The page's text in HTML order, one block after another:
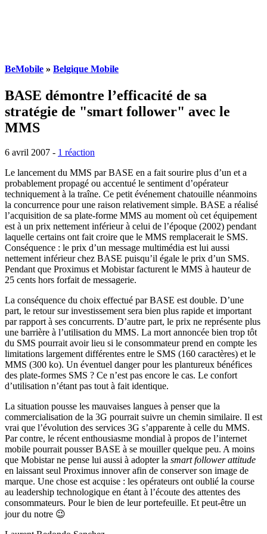
BeMobile » Belgique Mobile
BASE démontre l’efficacité de sa
stratégie de "smart follower" avec le
MMS
6 avril 2007 - 1 réaction
Le lancement du MMS par BASE en a fait sourire plus d’un et a
probablement propagé ou accentué le sentiment d’opérateur
techniquement à la traîne. Ce petit événement chatouille néanmoins
la concurrence pour une raison relativement simple. BASE a réalisé
l’acquisition de sa plate-forme MMS au moment où cet équipement
est à un prix nettement inférieur à celui de l’époque (2002) pendant
laquelle certains ont fait croire que le MMS remplacerait le SMS.
Conséquence : le prix d’un message multimédia est lui aussi
nettement inférieur chez BASE puisqu’il égale le prix d’un SMS.
Pendant que Proximus et Mobistar facturent le MMS à hauteur de
25 cents hors forfait de messagerie.
La conséquence du choix effectué par BASE est double. D’une
part, le retour sur investissement sera bien plus rapide et important
par rapport à ses concurrents. D’autre part, le prix ne représente plus
une barrière à l’utilisation du MMS. La mort annoncée bien trop tôt
du SMS pourrait avoir lieu si le consommateur prend en compte les
limitations largement différentes entre le SMS (160 caractères) et le
MMS (300 ko). Un éventuel danger pour les plantureux bénéfices
des plate-formes SMS ? Ce n’est pas encore le cas. Le confort
d’utilisation n’étant pas tout à fait identique.
La situation pousse les mauvaises langues à penser que la
commercialisation de la 3G pourrait suivre un chemin similaire. Il est
vrai que l’évolution des services 3G s’apparente à celle du MMS.
Par contre, le récent enthousiasme mondial à propos de l’internet
mobile pourrait pousser BASE à se mouiller quelque peu. A moins
que Mobistar ne pense lui aussi à adopter la smart follower attitude
en laissant seul Proximus innover afin de conserver son image de
marque. Une chose est acquise : les opérateurs ont oublié la course
au leadership technologique en étant à l’écoute des attentes des
consommateurs. Pour le bien de leur portefeuille. Et peut-être un
jour du notre 😉